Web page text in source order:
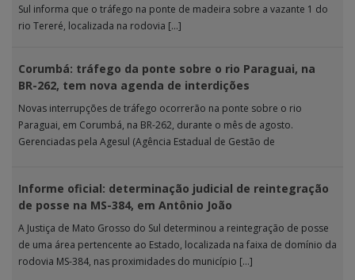
Sul informa que o tráfego na ponte de madeira sobre a vazante 1 do
rio Tereré, localizada na rodovia […]
Corumbá: tráfego da ponte sobre o rio Paraguai, na
BR-262, tem nova agenda de interdições
Novas interrupções de tráfego ocorrerão na ponte sobre o rio
Paraguai, em Corumbá, na BR-262, durante o mês de agosto.
Gerenciadas pela Agesul (Agência Estadual de Gestão de
Informe oficial: determinação judicial de reintegração
de posse na MS-384, em Antônio João
A Justiça de Mato Grosso do Sul determinou a reintegração de posse
de uma área pertencente ao Estado, localizada na faixa de domínio da
rodovia MS-384, nas proximidades do município […]